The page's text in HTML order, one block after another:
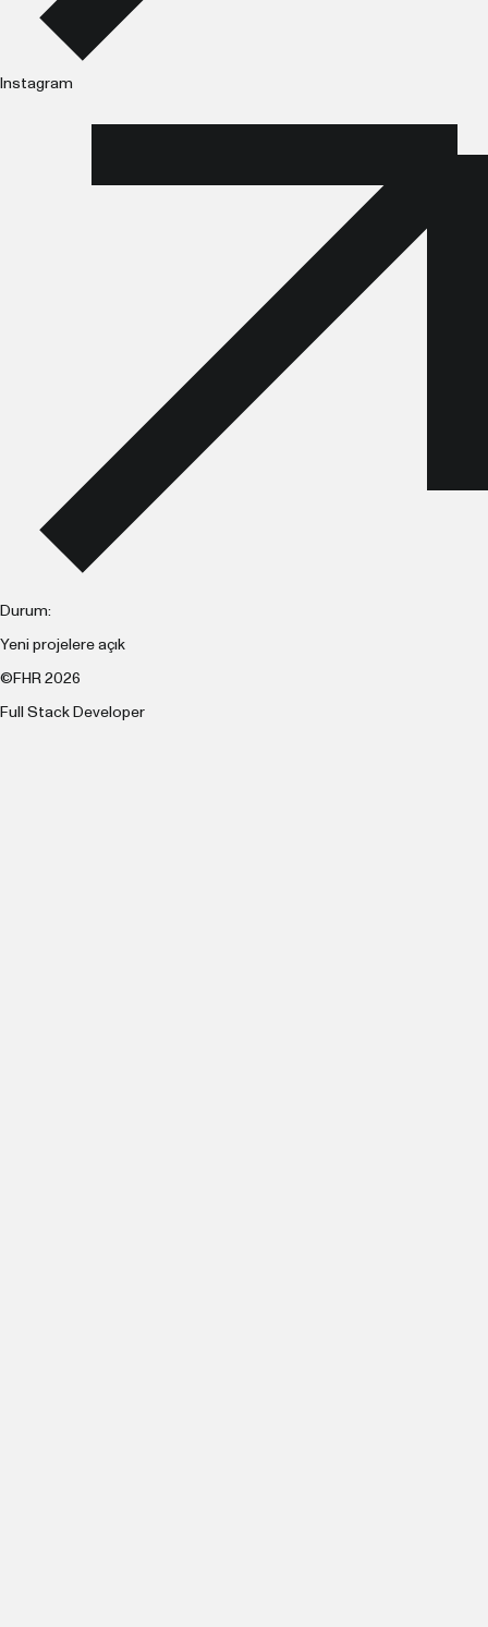
Instagram
Durum:
Yeni projelere açık
©FHR 2026
Full Stack Developer